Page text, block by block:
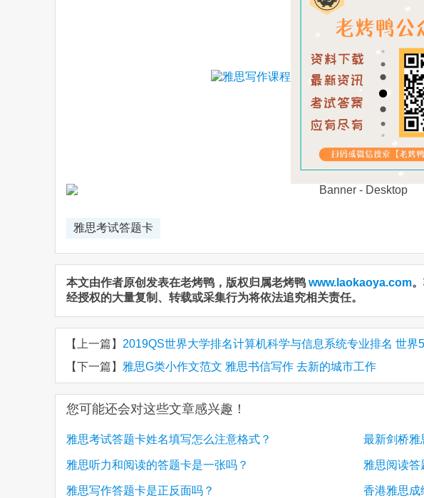
雅思考试答题卡
本文由作者原创发表在老烤鸭，版权归属老烤鸭 www.laokaoya.com
经授权的大量复制、转载或采集行为将依法追究相关责任。
【上一篇】 2019QS世界大学排名计算机科学与信息系统专业排名 世界
【下一篇】 雅思G类小作文范文 雅思书信写作 去新的城市工作
您可能还会对这些文章感兴趣！
雅思考试答题卡姓名填写怎么注意格式？ 最新剑桥雅
雅思听力和阅读的答题卡是一张吗？ 雅思阅读答
雅思写作答题卡是正反面吗？ 香港雅思成